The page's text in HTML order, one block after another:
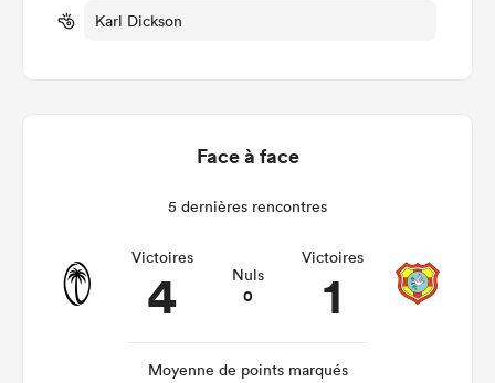
Karl Dickson
Face à face
5 dernières rencontres
Victoires
4 Nuls
0
Victoires
1
Moyenne de points marqués